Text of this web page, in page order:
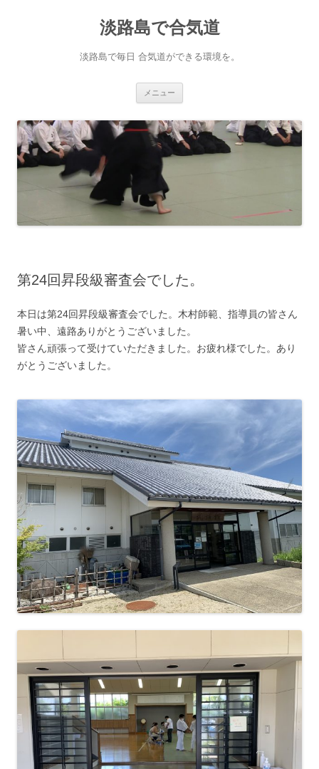
淡路島で合気道
淡路島で毎日 合気道ができる環境を。
メニュー
第24回昇段級審査会でした。
本日は第24回昇段級審査会でした。木村師範、指導員の皆さん
暑い中、遠路ありがとうございました。
皆さん頑張って受けていただきました。お疲れ様でした。あり
がとうございました。